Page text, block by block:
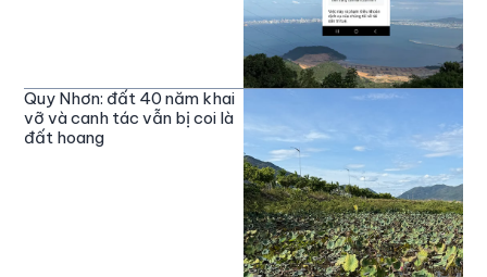
Quy Nhơn: đất 40 năm khai
vỡ và canh tác vẫn bị coi là
đất hoang